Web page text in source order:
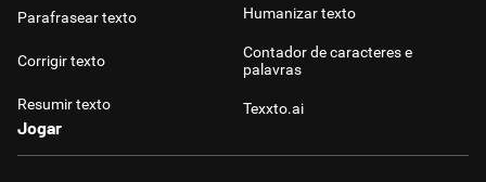
Parafrasear texto
Corrigir texto
Resumir texto
Humanizar texto
Contador de caracteres e
palavras
Texxto.ai
Jogar